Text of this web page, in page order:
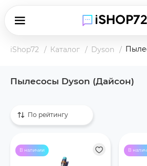
iShop72 Каталог Dyson
Пылесосы Dyson (Дайсон)
По рейтингу
В наличии В